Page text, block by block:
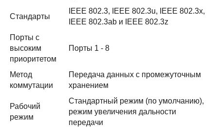
Стандарты
IEEE 802.3, IEEE 802.3u, IEEE 802.3x,
IEEE 802.3ab и IEEE 802.3z
Порты с
высоким
приоритетом
Порты 1 - 8
Метод
коммутации
Передача данных с промежуточным
хранением
Рабочий
режим
Стандартный режим (по умолчанию),
режим увеличения дальности
передачи